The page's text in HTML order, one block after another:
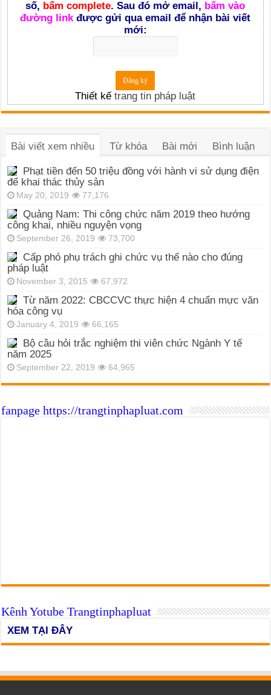
số, bấm complete. Sau đó mở email, bấm vào
đường linkđược gửi qua email để nhận bài viết
mới:
Thiết kếtrang tin pháp luật
Bài viết xem nhiều Từ khóa Bài mới Bình luận
Phạt tiền đến 50 triệu đồng với hành vi sử dụng điện
để khai thác thủy sản
May 20, 2019 77,176
Quảng Nam: Thi công chức năm 2019 theo hướng
công khai, nhiều nguyện vọng
September 26, 2019 73,700
Cấp phó phụ trách ghi chức vụ thế nào cho đúng
pháp luật
November 3, 2015 67,972
Từ năm 2022: CBCCVC thực hiện 4 chuẩn mực văn
hóa công vụ
January 4, 2019 66,165
Bộ câu hỏi trắc nghiệm thi viên chức Ngành Y tế
năm 2025
September 22, 2019 64,965
fanpage https://trangtinphapluat.com
Kênh Yotube Trangtinphapluat
XEM TẠI ĐÂY